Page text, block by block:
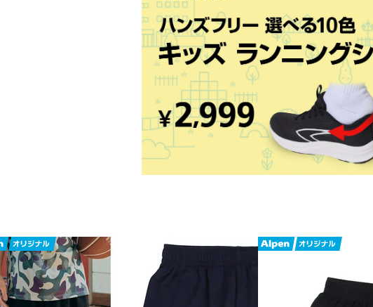
■素材:ポリエステル100%
■パターン:プリント
■ポケット:
■生産国:日本
■2026年モデル
■メーカー型番：ITP2635KAP